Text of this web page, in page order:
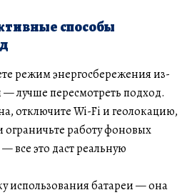
способы
режим энергосбережения из-
— лучше пересмотреть подход.
отключите Wi-Fi и геолокацию,
работу фоновых
все это даст реальную
использования батареи — она